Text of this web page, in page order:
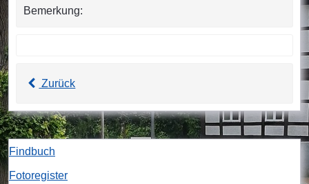
Bemerkung:
Zurück
Findbuch
Fotoregister